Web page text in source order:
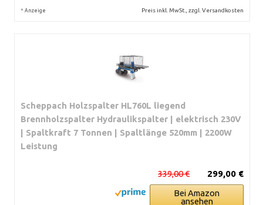
* Anzeige Preis inkl. MwSt., zzgl. Versandkosten
Scheppach Holzspalter HL760L liegend
Brennholzspalter Hydraulikspalter | elektrisch 230V
| Spaltkraft 7 Tonnen | Spaltlänge 520mm | 2200W
Leistung
299,00 €
339,00 €
Bei Amazon
ansehen